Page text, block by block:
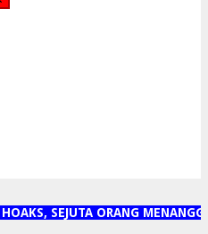
SEJUTA ORANG